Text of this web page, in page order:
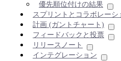
優先順位付けの結果
スプリントとコラボレーシ
計画 (ガントチャート)
フィードバックと投票
リリースノート
インテグレーション